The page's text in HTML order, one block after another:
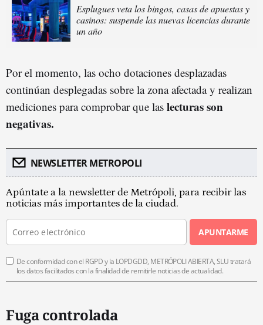
Esplugues veta los bingos, casas de apuestas y
casinos: suspende las nuevas licencias durante
un año
Por el momento, las ocho dotaciones desplazadas
continúan desplegadas sobre la zona afectada y realizan
mediciones para comprobar que las lecturas son
negativas.
NEWSLETTER METROPOLI
Apúntate a la newsletter de Metrópoli, para recibir las
noticias más importantes de la ciudad.
APUNTARME
De conformidad con el RGPD y la LOPDGDD, METRÓPOLI ABIERTA, SLU tratará
los datos facilitados con la finalidad de remitirle noticias de actualidad.
Fuga controlada